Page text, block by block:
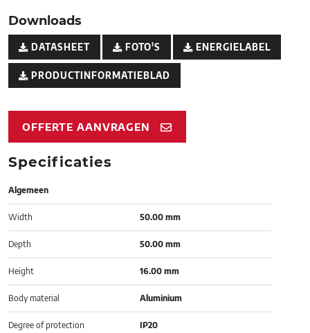
Downloads
DATASHEET FOTO'S ENERGIELABEL
PRODUCTINFORMATIEBLAD
OFFERTE AANVRAGEN
Specificaties
Algemeen
Width 50.00 mm
Depth 50.00 mm
Height 16.00 mm
Body material Aluminium
Degree of protection IP20